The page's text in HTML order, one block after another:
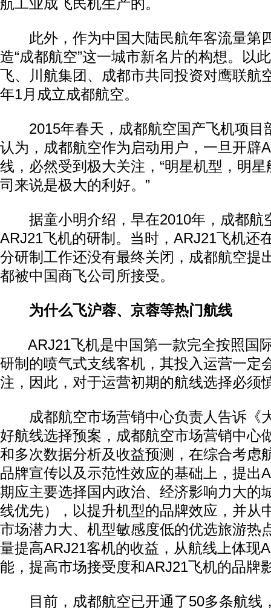
航工业成飞民机生产的。
此外，作为中国大陆民航年客流量第
造“成都航空”这一城市新名片的构想。以
飞、川航集团、成都市共同投资对鹰联航
年1月成立成都航空。
2015年春天，成都航空国产飞机项目
认为，成都航空作为启动用户，一旦开辟
线，必然受到极大关注，“明星机型，明
司来说是极大的利好。”
据童小明介绍，早在2010年，成都航
ARJ21飞机的研制。当时，ARJ21飞机还
分研制工作还没有最终关闭，成都航空提
都被中国商飞公司所接受。
为什么飞沪蓉、京蓉等热门航线
ARJ21飞机是中国第一款完全按照国
研制的喷气式支线客机，其投入运营一定
注，因此，对于运营初期的航线选择必须
成都航空市场营销中心负责人告诉《
好航线选择预案，成都航空市场营销中心
和多次数据分析及收益预测，在综合考虑
品牌宣传以及示范性效应的基础上，提出
期应主要选择国内政治、经济影响力大的
线优先），以提升机型的品牌效应，并从
市场潜力大、机型敏感度低的优选旅游热
量提高ARJ21客机的收益，从航线上体现
能，提高市场接受度和ARJ21飞机的品牌
目前，成都航空已开通了50多条航线